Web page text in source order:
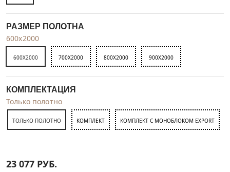
РАЗМЕР ПОЛОТНА
600x2000
600X2000 700X2000 800X2000 900X2000
КОМПЛЕКТАЦИЯ
Только полотно
ТОЛЬКО ПОЛОТНО КОМПЛЕКТ КОМПЛЕКТ С МОНОБЛОКОМ EXPORT
23 077 РУБ.